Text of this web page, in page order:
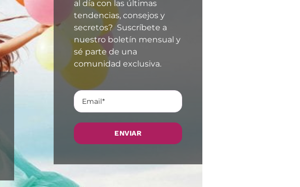
al día con las últimas
tendencias, consejos y
secretos? Suscríbete a
nuestro boletín mensual y
sé parte de una
comunidad exclusiva.